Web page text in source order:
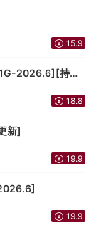
15.9
2026.6][持续
18.8
新]
19.9
19.9